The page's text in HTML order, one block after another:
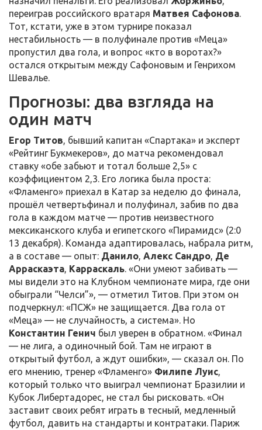
переиграв российского вратаря Матвея Сафонова.
Тот, кстати, уже в этом турнире показал
нестабильность — в полуфинале против «Меца»
пропустил два гола, и вопрос «кто в воротах?»
остался открытым между Сафоновым и Генрихом
Шевалье.
Прогнозы: два взгляда на
один матч
Егор Титов, бывший капитан «Спартака» и эксперт
«Рейтинг Букмекеров», до матча рекомендовал
ставку «обе забьют и тотал больше 2,5» с
коэффициентом 2,3. Его логика была проста:
«Фламенго» приехал в Катар за неделю до финала,
прошёл четвертьфинал и полуфинал, забив по два
гола в каждом матче — против неизвестного
мексиканского клуба и египетского «Пирамидс» (2:0
13 декабря). Команда адаптировалась, набрала ритм,
а в составе — опыт: Данило, Алекс Сандро, Де
Арраскаэта, Карраскаль. «Они умеют забивать —
мы видели это на Клубном чемпионате мира, где они
обыграли “Челси”», — отметил Титов. При этом он
подчеркнул: «ПСЖ» не защищается. Два гола от
«Меца» — не случайность, а система». Но
Константин Генич был уверен в обратном. «Финал
— не лига, а одиночный бой. Там не играют в
открытый футбол, а ждут ошибки», — сказал он. По
его мнению, тренер «Фламенго» Филипе Луис,
который только что выиграл чемпионат Бразилии и
Кубок Либертадорес, не стал бы рисковать. «Он
заставит своих ребят играть в тесный, медленный
футбол, давить на стандарты и контратаки. Париж